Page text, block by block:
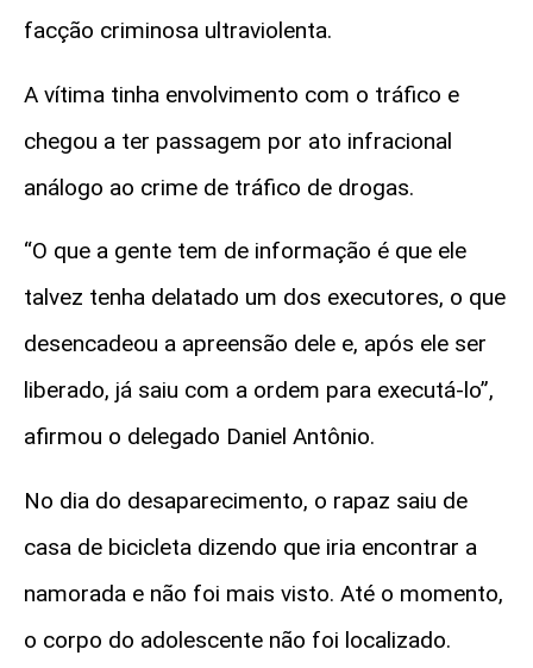
facção criminosa ultraviolenta.
A vítima tinha envolvimento com o tráfico e
chegou a ter passagem por ato infracional
análogo ao crime de tráfico de drogas.
“O que a gente tem de informação é que ele
talvez tenha delatado um dos executores, o que
desencadeou a apreensão dele e, após ele ser
liberado, já saiu com a ordem para executá-lo”,
afirmou o delegado Daniel Antônio.
No dia do desaparecimento, o rapaz saiu de
casa de bicicleta dizendo que iria encontrar a
namorada e não foi mais visto. Até o momento,
o corpo do adolescente não foi localizado.